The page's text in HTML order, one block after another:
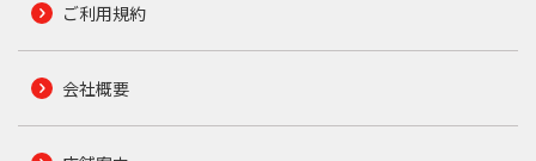
ご利用規約
会社概要